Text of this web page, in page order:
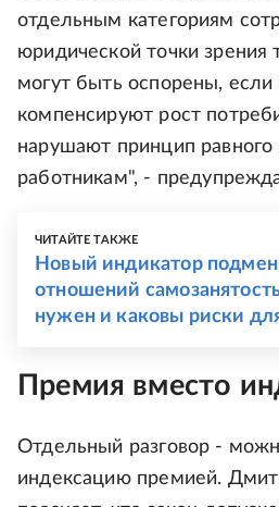
отдельным категориям
юридической точки зрения
могут быть оспорены, если
компенсируют рост
нарушают принцип равного
работникам", -
ЧИТАЙТЕ ТАКЖЕ
Новый индикатор
отношений
нужен и каковы риски
Премия вместо
Отдельный разговор -
индексацию премией.